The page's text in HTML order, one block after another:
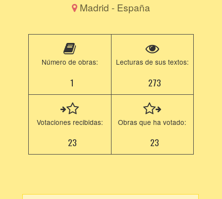
Madrid - España
Número de obras:
1
Lecturas de sus textos:
273
Votaciones recibidas:
23
Obras que ha votado:
23